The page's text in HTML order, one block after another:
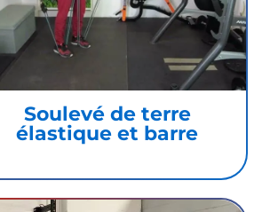
Soulevé de terre
élastique et barre